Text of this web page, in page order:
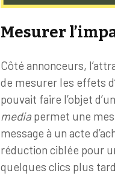
Mesurer
Côté annonceurs,
de mesurer les effets
pouvait faire l’objet
mediapermet une
message à un acte
réduction ciblée pour
quelques clics plus